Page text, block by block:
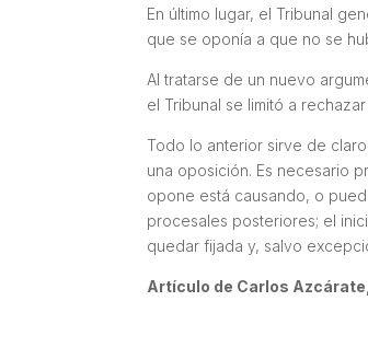
En último lugar, el Tribunal
que se oponía a que no se
Al tratarse de un nuevo
el Tribunal se limitó a
Todo lo anterior sirve de
una oposición. Es necesario
opone está causando, o
procesales posteriores; el
quedar fijada y, salvo
Artículo de Carlos